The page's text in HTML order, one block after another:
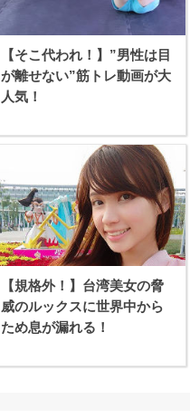
【そこ代われ！】”男性は目
が離せない”筋トレ動画が大
人気！
【規格外！】台湾美女の脅
威のルックスに世界中から
ため息が漏れる！